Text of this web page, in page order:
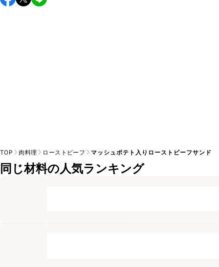
し上がりください。
TOP 肉料理 ローストビーフ マッシュポテト入りローストビーフサンド
同じ材料の人気ランキング